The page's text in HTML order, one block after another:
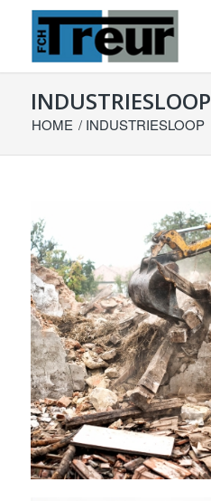
INDUSTRIESLOOP
HOME / INDUSTRIESLOOP